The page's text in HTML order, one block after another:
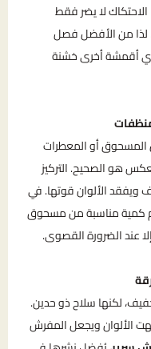
لا يضر فقط
لذا من الأفضل فصل
أقمشة أخرى خشنة
أو المعطرات
هو الصحيح. التركيز
ويفقد الألوان قوتها. في
كمية مناسبة من مسحوق
عند الضرورة القصوى.
لكنها سلاح ذو حدين.
الألوان ويجعل المفرش